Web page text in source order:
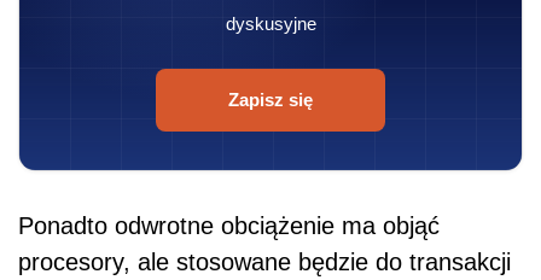
dyskusyjne
Zapisz się
Ponadto odwrotne obciążenie ma objąć
procesory, ale stosowane będzie do transakcji